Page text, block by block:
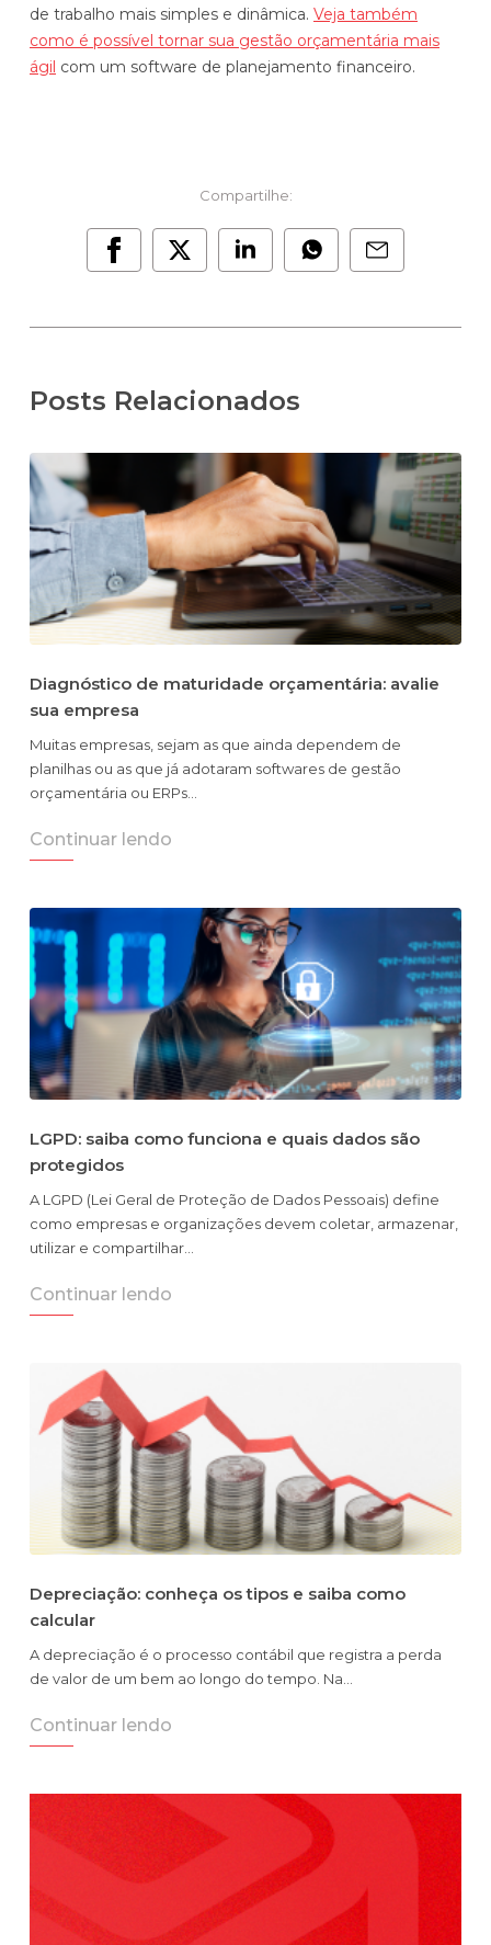
de trabalho mais simples e dinâmica. Veja também
como é possível tornar sua gestão orçamentária mais
ágil com um software de planejamento financeiro.
Compartilhe:
Posts Relacionados
Diagnóstico de maturidade orçamentária: avalie
sua empresa
Muitas empresas, sejam as que ainda dependem de
planilhas ou as que já adotaram softwares de gestão
orçamentária ou ERPs…
Continuar lendo
LGPD: saiba como funciona e quais dados são
protegidos
A LGPD (Lei Geral de Proteção de Dados Pessoais) define
como empresas e organizações devem coletar, armazenar,
utilizar e compartilhar…
Continuar lendo
Depreciação: conheça os tipos e saiba como
calcular
A depreciação é o processo contábil que registra a perda
de valor de um bem ao longo do tempo. Na…
Continuar lendo